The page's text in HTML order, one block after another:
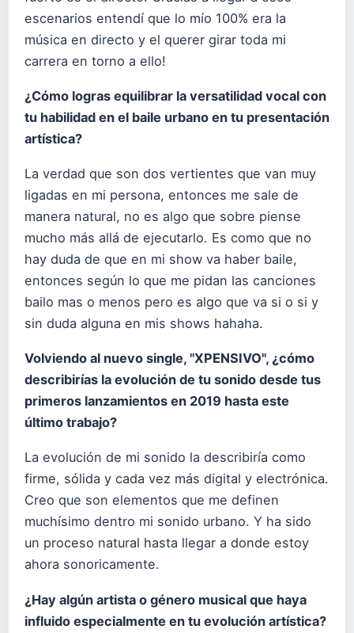
escenarios entendí que lo mío 100% era la
música en directo y el querer girar toda mi
carrera en torno a ello!
¿Cómo logras equilibrar la versatilidad vocal con
tu habilidad en el baile urbano en tu presentación
artística?
La verdad que son dos vertientes que van muy
ligadas en mi persona, entonces me sale de
manera natural, no es algo que sobre piense
mucho más allá de ejecutarlo. Es como que no
hay duda de que en mi show va haber baile,
entonces según lo que me pidan las canciones
bailo mas o menos pero es algo que va si o si y
sin duda alguna en mis shows hahaha.
Volviendo al nuevo single, "XPENSIVO", ¿cómo
describirías la evolución de tu sonido desde tus
primeros lanzamientos en 2019 hasta este
último trabajo?
La evolución de mi sonido la describiría como
firme, sólida y cada vez más digital y electrónica.
Creo que son elementos que me definen
muchísimo dentro mi sonido urbano. Y ha sido
un proceso natural hasta llegar a donde estoy
ahora sonoricamente.
¿Hay algún artista o género musical que haya
influido especialmente en tu evolución artística?